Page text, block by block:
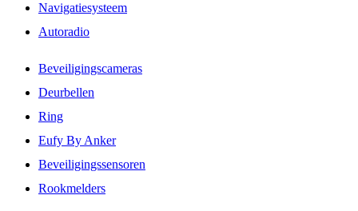
Navigatiesysteem
Autoradio
Beveiligingscameras
Deurbellen
Ring
Eufy By Anker
Beveiligingssensoren
Rookmelders